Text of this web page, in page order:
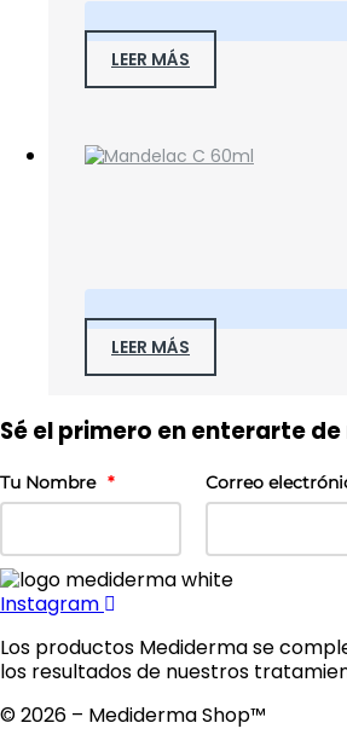
LEER MÁS
LEER MÁS
Sé el primero en enterarte
Tu Nombre * Correo
Instagram
Los productos Mediderma se
los resultados de nuestros
© 2026 – Mediderma Shop™